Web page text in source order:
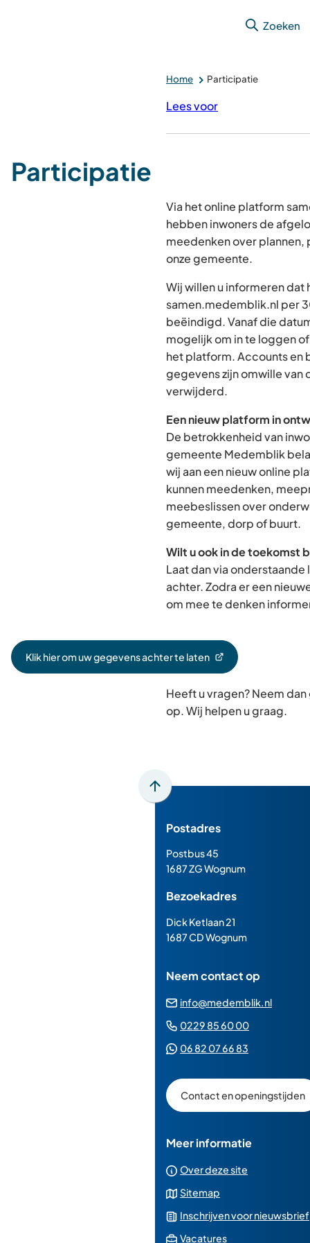
Zoeken
Home Participatie
Lees voor
Participatie
Via het online platform
hebben inwoners de
meedenken over
onze gemeente.
Wij willen u informeren dat
samen.medemblik.nl per
beëindigd. Vanaf die
mogelijk om in te loggen
het platform. Accounts en
gegevens zijn omwille van
verwijderd.
Een nieuw platform in
De betrokkenheid van
gemeente Medemblik
wij aan een nieuw online
kunnen meedenken,
meebeslissen over
gemeente, dorp of buurt.
Wilt u ook in de toekomst
Laat dan via
achter. Zodra er een
om mee te denken
Klik hier om uw gegevens achter te laten
(Verwijst
Heeft u vragen? Neem
op. Wij helpen u graag.
Scroll
boven
het
van
de
paginainhoud
Postadres
Postbus 45
1687 ZG Wognum
Bezoekadres
Dick Ketlaan 21
1687 CD Wognum
Neem contact op
info@medemblik.nl
0229 85 60 00(Verwijst
06 82 07 66 83
een
Whatsapp
Contact en openingstijden
Meer informatie
Over deze site
Sitemap
Inschrijven voor nieuwsbrief
Vacatures(Verwijst